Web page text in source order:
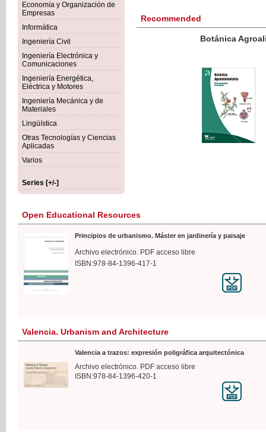
Economía y Organización de
Empresas
Informática
Ingeniería Civil
Ingeniería Electrónica y
Comunicaciones
Ingeniería Energética,
Eléctrica y Motores
Ingeniería Mecánica y de
Materiales
Lingüística
Otras Tecnologías y Ciencias
Aplicadas
Varios
Series [+/-]
Recommended
Botánica Agroalimentaria
VAT
Open Educational Resources
Principios de urbanismo. Máster en jardinería y paisaje
Archivo electrónico. PDF acceso libre
ISBN:978-84-1396-417-1
Valencia. Urbanism and Architecture
Valencia a trazos: expresión poligráfica arquitectónica
Archivo electrónico. PDF acceso libre
ISBN:978-84-1396-420-1